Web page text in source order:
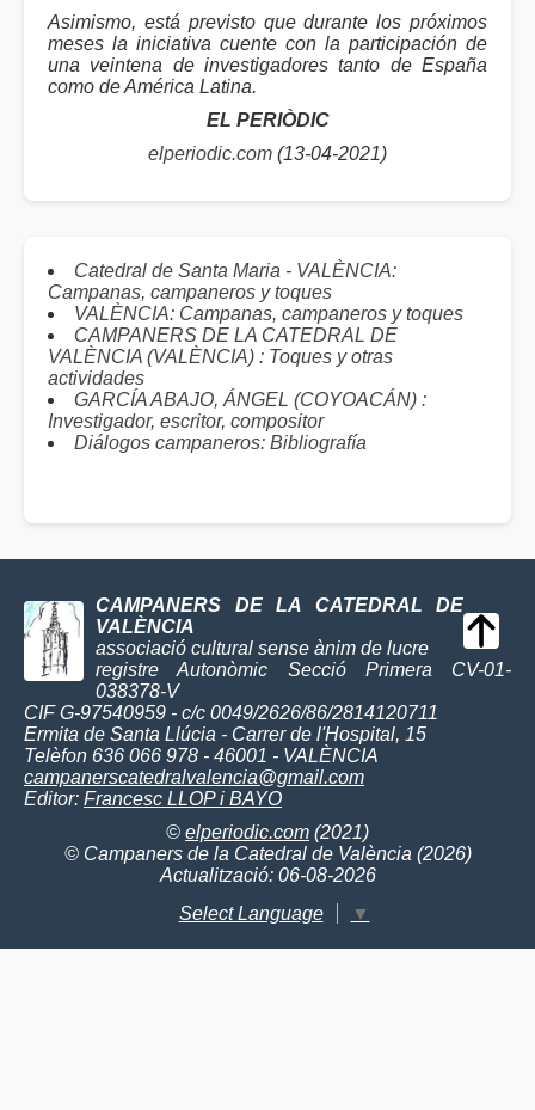
Asimismo, está previsto que durante los próximos
meses la iniciativa cuente con la participación de
una veintena de investigadores tanto de España
como de América Latina.
EL PERIÒDIC
elperiodic.com (13-04-2021)
Catedral de Santa Maria - VALÈNCIA:
Campanas, campaneros y toques
VALÈNCIA: Campanas, campaneros y toques
CAMPANERS DE LA CATEDRAL DE
VALÈNCIA (VALÈNCIA) : Toques y otras
actividades
GARCÍA ABAJO, ÁNGEL (COYOACÁN) :
Investigador, escritor, compositor
Diálogos campaneros: Bibliografía
CAMPANERS DE LA CATEDRAL DE
VALÈNCIA
associació cultural sense ànim de lucre
registre Autonòmic Secció Primera CV-01-
038378-V
CIF G-97540959 - c/c 0049/2626/86/2814120711
Ermita de Santa Llúcia - Carrer de l'Hospital, 15
Telèfon 636 066 978 - 46001 - VALÈNCIA
campanerscatedralvalencia@gmail.com
Editor: Francesc LLOP i BAYO
© elperiodic.com (2021)
© Campaners de la Catedral de València (2026)
Actualització: 06-08-2026
Select Language
▼